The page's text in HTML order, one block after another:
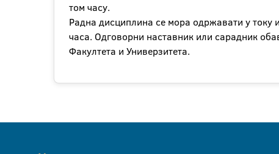
том часу.
Радна дисциплина се мора одржавати у току
часа. Одговорни наставник или сарадник
Факултета и Универзитета.